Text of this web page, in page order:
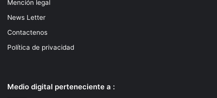
Mención legal
News Letter
Contactenos
Política de privacidad
Medio digital perteneciente a :